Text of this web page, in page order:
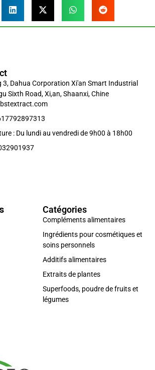
Catégories
Compléments alimentaires
Ingrédients pour cosmétiques et
soins personnels
Additifs alimentaires
Extraits de plantes
Superfoods, poudre de fruits et
légumes
3, Dahua Corporation Xi'an Smart Industrial
Sixth Road, Xi,an, Shaanxi, Chine
: Du lundi au vendredi de 9h00 à 18h00